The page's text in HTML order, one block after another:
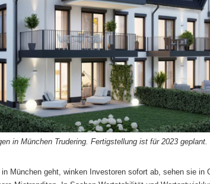
in München Trudering. Fertigstellung ist für 2023 geplant.
München geht, winken Investoren sofort ab, sehen sie in